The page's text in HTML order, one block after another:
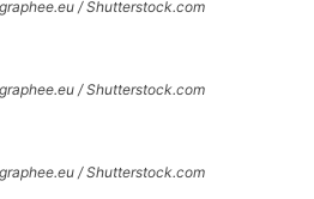
/ Shutterstock.com
/ Shutterstock.com
/ Shutterstock.com